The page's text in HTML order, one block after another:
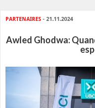
PARTENAIRES - 21.11.2024
Awled Ghodwa: